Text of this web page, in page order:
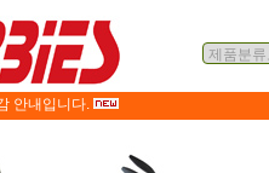
안내입니다.